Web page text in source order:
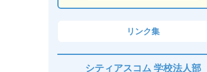
リンク集
シティアスコム 学校法人部